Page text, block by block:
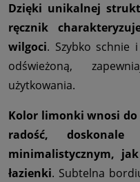
Dzięki unikalnej
ręcznik
wilgoci. Szybko schnie
odświeżoną,
użytkowania.
Kolor limonki wnosi
radość,
minimalistycznym,
łazienki. Subtelna